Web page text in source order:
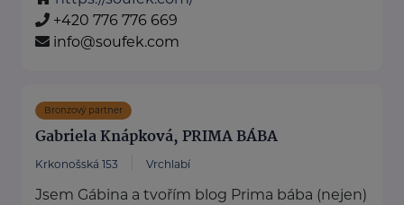
+420 776 776 669
info@soufek.com
Bronzový partner
Gabriela Knápková, PRIMA BÁBA
Krkonošská 153 Vrchlabí
Jsem Gábina a tvořím blog Prima bába (nejen)